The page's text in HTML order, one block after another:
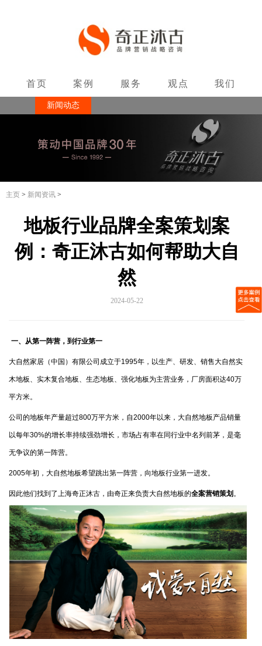
首页 案例 服务 观点 我们
联系新闻动态
主页 > 新闻资讯 >
地板行业品牌全案策划案
例：奇正沐古如何帮助大自
然
2024-05-22
一、从第一阵营，到行业第一
大自然家居（中国）有限公司成立于1995年，以生产、研发、销售大自然实
木地板、实木复合地板、生态地板、强化地板为主营业务，厂房面积达40万
平方米。
公司的地板年产量超过800万平方米，自2000年以来，大自然地板产品销量
以每年30%的增长率持续强劲增长，市场占有率在同行业中名列前茅，是毫
无争议的第一阵营。
2005年初，大自然地板希望跳出第一阵营，向地板行业第一进发。
因此他们找到了上海奇正沐古，由奇正来负责大自然地板的全案营销策划 。